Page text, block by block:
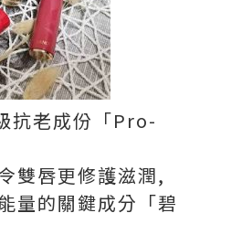
抗老成份「Pro-
雙唇更修護滋潤,
量的關鍵成分「碧